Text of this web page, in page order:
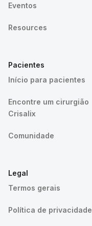
Eventos
Resources
Pacientes
Início para pacientes
Encontre um cirurgião
Crisalix
Comunidade
Legal
Termos gerais
Política de privacidade